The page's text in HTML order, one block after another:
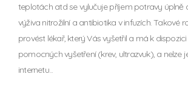
teplotách atd se vylučuje příjem potravy úplně
výživa nitrožilní a antibiotika v infuzích. Takové
provést lékař, který Vás vyšetřil a má k
pomocných vyšetření (krev, ultrazvuk), a nelze
internetu...